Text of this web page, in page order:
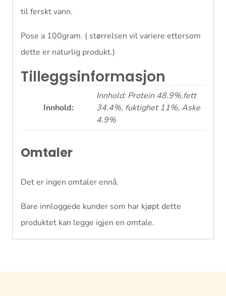
til ferskt vann.
Pose a 100gram. ( størrelsen vil variere ettersom
dette er naturlig produkt.)
Tilleggsinformasjon
Innhold:
Innhold: Protein 48.9%,fett
34.4%, fuktighet 11%, Aske
4.9%
Omtaler
Det er ingen omtaler ennå.
Bare innloggede kunder som har kjøpt dette
produktet kan legge igjen en omtale.